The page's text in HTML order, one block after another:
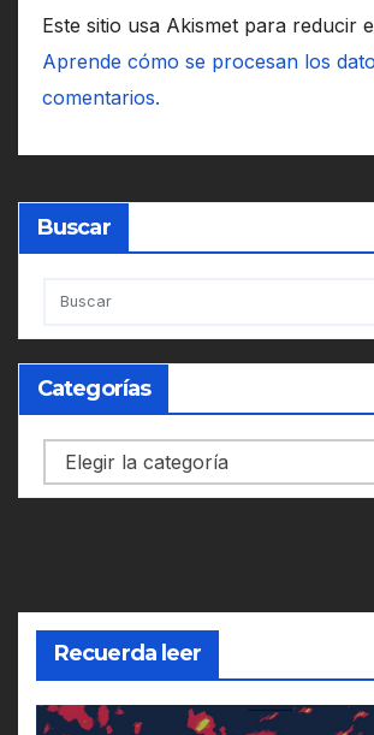
Este sitio usa Akismet para reducir
Aprende cómo se procesan los
comentarios.
Buscar
Categorías
Categorías
Recuerda leer